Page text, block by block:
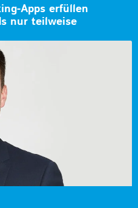
Apps erfüllen
nur teilweise